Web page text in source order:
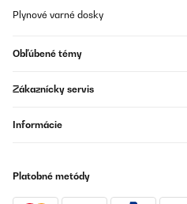
Plynové varné dosky
Obľúbené témy
Zákaznícky servis
Informácie
Platobné metódy